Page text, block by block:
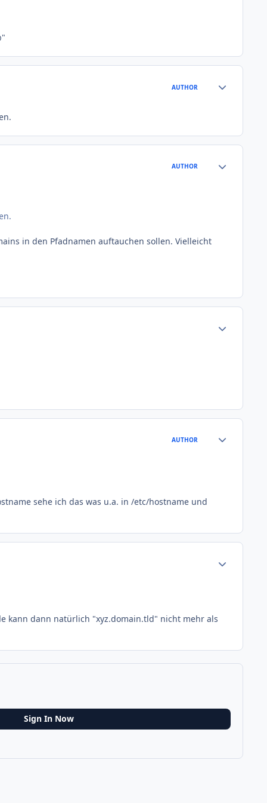
AUTHOR
AUTHOR
in den Pfadnamen auftauchen sollen. Vielleicht
AUTHOR
sehe ich das was u.a. in /etc/hostname und
kann dann natürlich "xyz.domain.tld" nicht mehr als
Sign In Now